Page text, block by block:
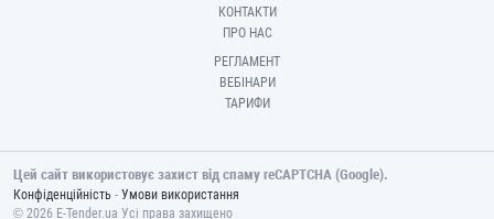
КОНТАКТИ
ПРО НАС
РЕГЛАМЕНТ
ВЕБІНАРИ
ТАРИФИ
Цей сайт використовує захист від спаму reCAPTCHA (Google).
Конфіденційність - Умови використання
© 2026 E-Tender.ua Усі права захищено